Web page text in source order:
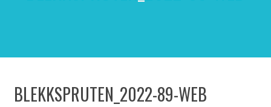
BLEKKSPRUTEN_2022-89-WEB